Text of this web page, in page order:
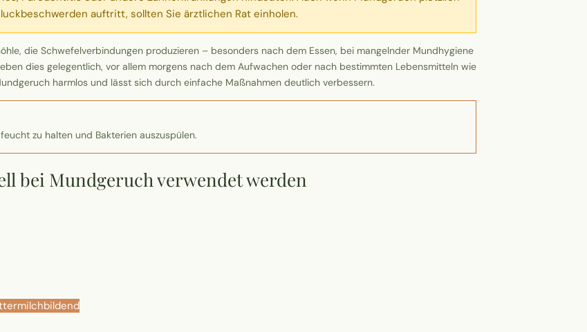
auftritt, sollten Sie ärztlichen Rat einholen.
die Schwefelverbindungen produzieren – besonders nach dem Essen, bei mangelnder Mundhygiene
dies gelegentlich, vor allem morgens nach dem Aufwachen oder nach bestimmten Lebensmitteln wie
harmlos und lässt sich durch einfache Maßnahmen deutlich verbessern.
zu halten und Bakterien auszuspülen.
bei Mundgeruch verwendet werden